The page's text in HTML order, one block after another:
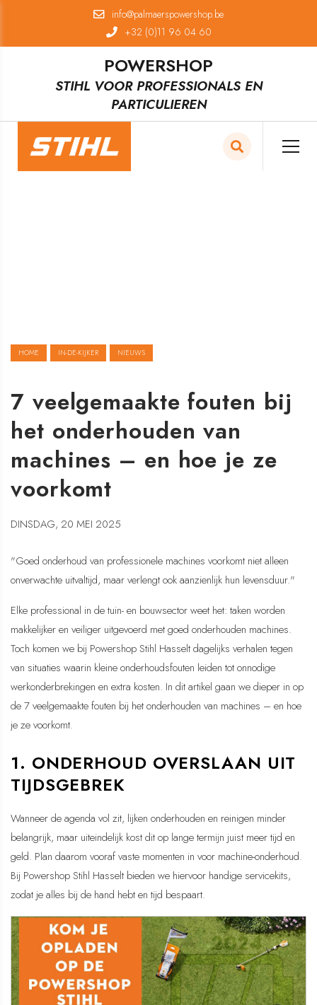
info@palmaerspowershop.be
+32 (0)11 96 04 60
POWERSHOP
STIHL VOOR PROFESSIONALS EN
PARTICULIEREN
HOME IN-DE-KIJKER NIEUWS
7 veelgemaakte fouten bij
het onderhouden van
machines – en hoe je ze
voorkomt
DINSDAG, 20 MEI 2025
"Goed onderhoud van professionele machines voorkomt niet alleen
onverwachte uitvaltijd, maar verlengt ook aanzienlijk hun levensduur."
Elke professional in de tuin- en bouwsector weet het: taken worden
makkelijker en veiliger uitgevoerd met goed onderhouden machines.
Toch komen we bij Powershop Stihl Hasselt dagelijks verhalen tegen
van situaties waarin kleine onderhoudsfouten leiden tot onnodige
werkonderbrekingen en extra kosten. In dit artikel gaan we dieper in op
de 7 veelgemaakte fouten bij het onderhouden van machines – en hoe
je ze voorkomt.
1. ONDERHOUD OVERSLAAN UIT
TIJDSGEBREK
Wanneer de agenda vol zit, lijken onderhouden en reinigen minder
belangrijk, maar uiteindelijk kost dit op lange termijn juist meer tijd en
geld. Plan daarom vooraf vaste momenten in voor machine-onderhoud.
Bij Powershop Stihl Hasselt bieden we hiervoor handige servicekits,
zodat je alles bij de hand hebt en tijd bespaart.